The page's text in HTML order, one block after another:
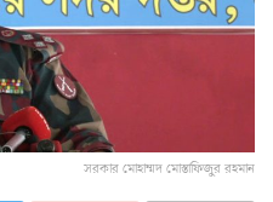
সরকার মোহাম্মদ মোস্তাফিজুর রহমান